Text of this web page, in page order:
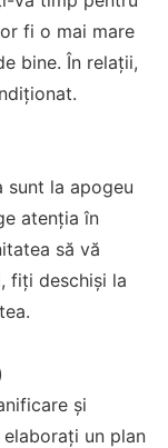
fi o mai mare
bine. În relații,
sunt la apogeu
atenția în
să vă
fiți deschiși la
și
un plan